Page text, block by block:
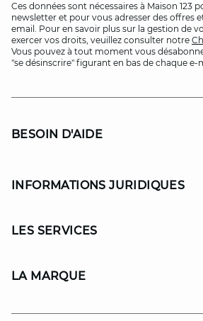
Ces données sont nécessaires à Maison 123
newsletter et pour vous adresser des offres
email. Pour en savoir plus sur la gestion de
exercer vos droits, veuillez consulter notre
Vous pouvez à tout moment vous
"se désinscrire" figurant en bas de chaque e-
BESOIN D'AIDE
INFORMATIONS JURIDIQUES
LES SERVICES
LA MARQUE